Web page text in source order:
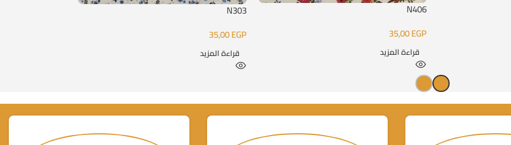
N406
35,00EGP
قراءة المزيد
N303
35,00EGP
قراءة المزيد